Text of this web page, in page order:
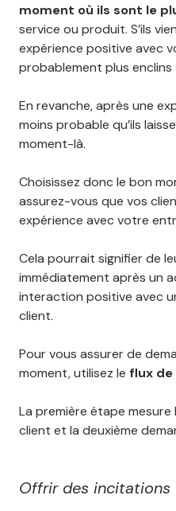
moment où ils sont le
service ou produit. S’ils
expérience positive avec
probablement plus enclins
En revanche, après une
moins probable qu’ils
moment-là.
Choisissez donc le bon
assurez-vous que vos
expérience avec votre
Cela pourrait signifier de
immédiatement après un
interaction positive avec
client.
Pour vous assurer de
moment, utilisez le flux
La première étape
client et la deuxième
Offrir des incitations